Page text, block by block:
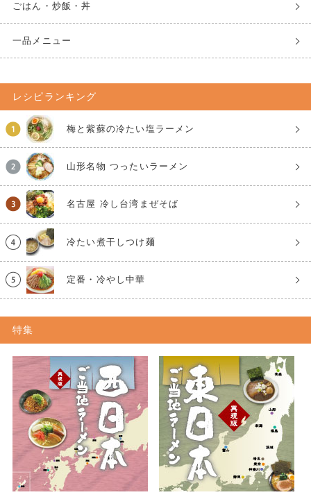
ごはん・炒飯・丼
一品メニュー
レシピランキング
梅と紫蘇の冷たい塩ラーメン
山形名物 つったいラーメン
名古屋 冷し台湾まぜそば
冷たい煮干しつけ麺
定番・冷やし中華
特集